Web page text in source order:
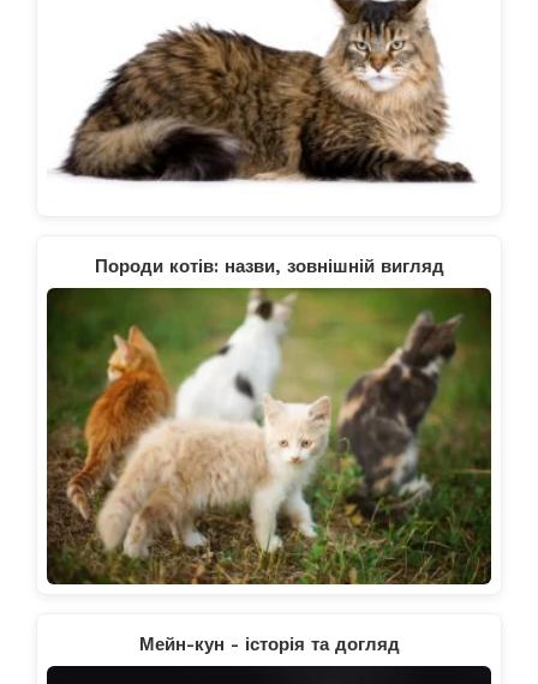
Породи котів: назви, зовнішній вигляд
Мейн-кун - історія та догляд